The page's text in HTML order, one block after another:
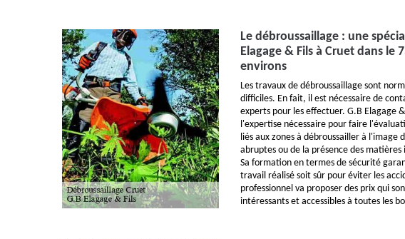
Le débroussaillage : une
Elagage & Fils à Cruet dans le
environs
Les travaux de débroussaillage sont
difficiles. En fait, il est nécessaire de
experts pour les effectuer. G.B Elagage
l'expertise nécessaire pour faire
liés aux zones à débroussailler à l'image
abruptes ou de la présence des matières
Sa formation en termes de sécurité
travail réalisé soit sûr pour éviter les
professionnel va proposer des prix qui
intéressants et accessibles à toutes les